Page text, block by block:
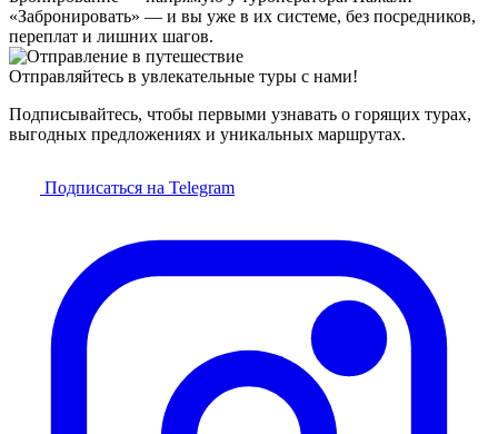
«Забронировать» — и вы уже в их системе, без посредников,
переплат и лишних шагов.
Отправляйтесь в увлекательные туры с нами!
Подписывайтесь, чтобы первыми узнавать о горящих турах,
выгодных предложениях и уникальных маршрутах.
Подписаться на Telegram